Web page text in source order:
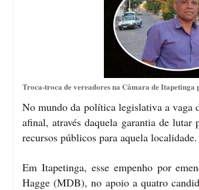
Troca-troca de vereadores na Câmara de
No mundo da política legislativa a vaga
afinal, através daquela garantia de
recursos públicos para aquela localidade.
Em Itapetinga, esse empenho por
Hagge (MDB), no apoio a quatro